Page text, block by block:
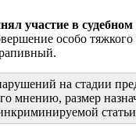
в судебном
особо
на стадии
мнению, размер